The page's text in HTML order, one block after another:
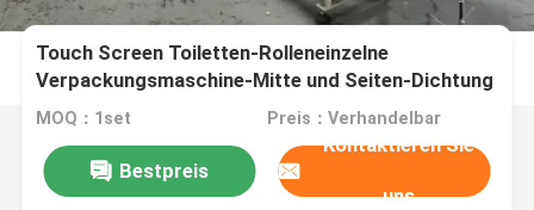
Touch Screen Toiletten-Rolleneinzelne
Verpackungsmaschine-Mitte und Seiten-Dichtung
MOQ：1set Preis：Verhandelbar
Bestpreis
Kontaktieren Sie
uns